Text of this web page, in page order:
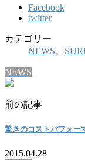
Facebook
twitter
カテゴリー
NEWS
NEWS
前の記事
驚きのコストパフォー
2015.04.28